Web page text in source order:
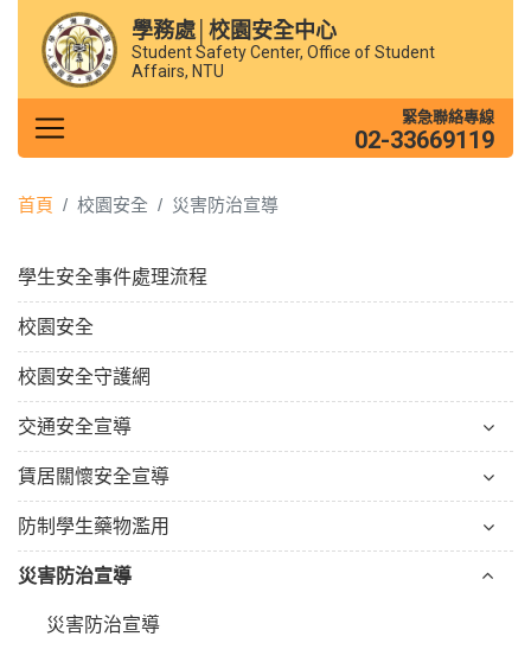
學務處│校園安全中心
Student Safety Center, Office of Student
Affairs, NTU
緊急聯絡專線
02-33669119
首頁 校園安全 災害防治宣導
學生安全事件處理流程
校園安全
校園安全守護網
交通安全宣導
賃居關懷安全宣導
防制學生藥物濫用
災害防治宣導
災害防治宣導